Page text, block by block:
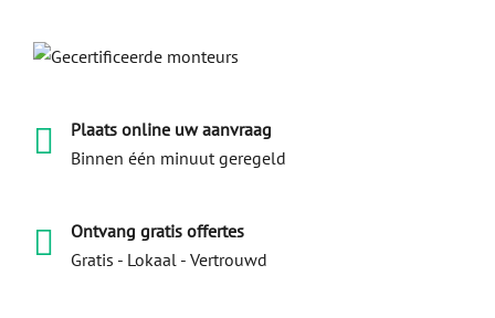
Plaats online uw aanvraag
Binnen één minuut geregeld
Ontvang gratis offertes
Gratis - Lokaal - Vertrouwd